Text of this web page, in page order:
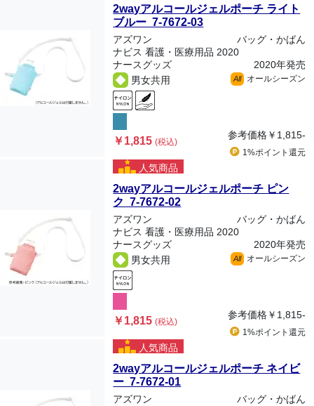
2wayアルコールジェルポーチ ライト
ブルー 7-7672-03
アズワン
バッグ・かばん
ナビス 看護・医療用品 2020
ナースグッズ
2020年発売
男女共用
All オールシーズン
￥1,815(税込)
参考価格￥1,815-
1%ポイント 還元
人気商品
2wayアルコールジェルポーチ ピン
ク 7-7672-02
アズワン
バッグ・かばん
ナビス 看護・医療用品 2020
ナースグッズ
2020年発売
男女共用
All オールシーズン
￥1,815(税込)
参考価格￥1,815-
1%ポイント 還元
人気商品
2wayアルコールジェルポーチ ネイビ
ー 7-7672-01
アズワン バッグ・かばん